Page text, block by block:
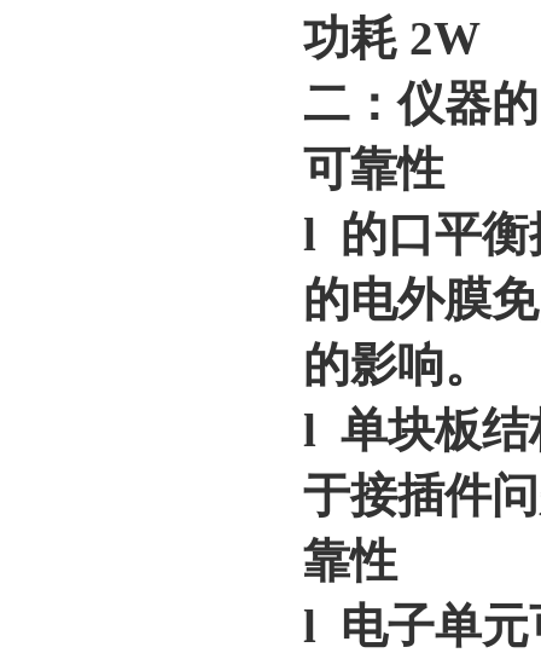
功耗 2W
二：仪器
可靠性
l 的口平衡
的电外膜
的影响。
l 单块板结
于接插件
靠性
l 电子单元